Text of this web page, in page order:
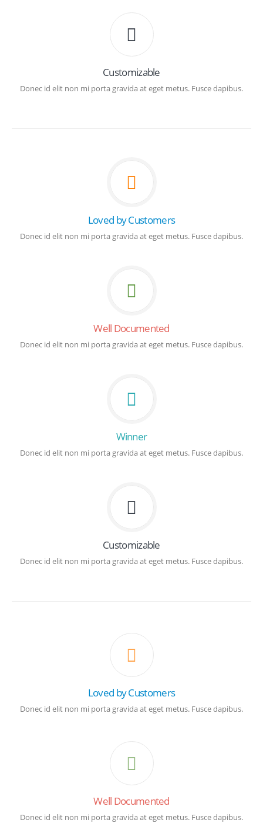
Customizable
Donec id elit non mi porta gravida at eget metus. Fusce dapibus.
Loved by Customers
Donec id elit non mi porta gravida at eget metus. Fusce dapibus.
Well Documented
Donec id elit non mi porta gravida at eget metus. Fusce dapibus.
Winner
Donec id elit non mi porta gravida at eget metus. Fusce dapibus.
Customizable
Donec id elit non mi porta gravida at eget metus. Fusce dapibus.
Loved by Customers
Donec id elit non mi porta gravida at eget metus. Fusce dapibus.
Well Documented
Donec id elit non mi porta gravida at eget metus. Fusce dapibus.